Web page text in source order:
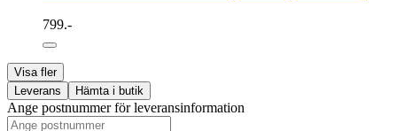
799.-
Visa fler
Leverans
Hämta i butik
Ange postnummer för leveransinformation